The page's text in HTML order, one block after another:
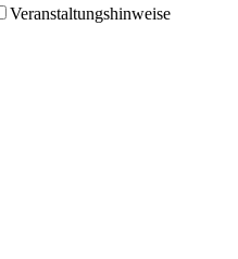
Veranstaltungshinweise